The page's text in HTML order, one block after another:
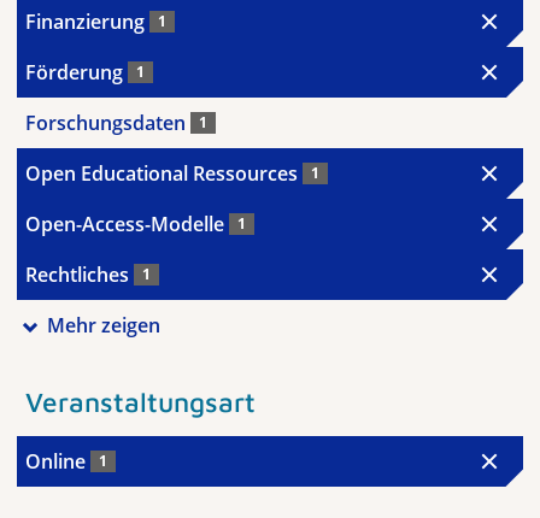
Finanzierung 1
Förderung 1
Forschungsdaten 1
Open Educational Ressources 1
Open-Access-Modelle 1
Rechtliches 1
Mehr zeigen
Veranstaltungsart
Online 1